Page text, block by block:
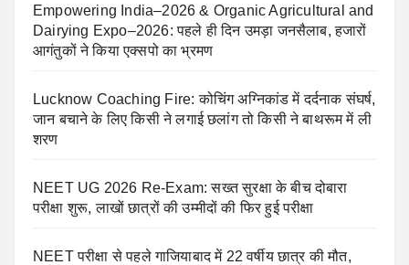
Empowering India–2026 & Organic Agricultural and
Dairying Expo–2026: पहले ही दिन उमड़ा जनसैलाब, हजारों
आगंतुकों ने किया एक्सपो का भ्रमण
Lucknow Coaching Fire: कोचिंग अग्निकांड में दर्दनाक संघर्ष,
जान बचाने के लिए किसी ने लगाई छलांग तो किसी ने बाथरूम में ली
शरण
NEET UG 2026 Re-Exam: सख्त सुरक्षा के बीच दोबारा
परीक्षा शुरू, लाखों छात्रों की उम्मीदों की फिर हुई परीक्षा
NEET परीक्षा से पहले गाजियाबाद में 22 वर्षीय छात्र की मौत,